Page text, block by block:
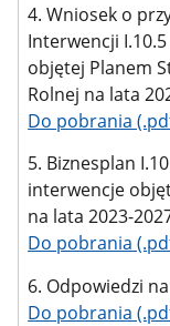
4. Wniosek o
Interwencji
objętej Planem
Rolnej na lata
Do pobrania
5. Biznesplan
interwencje
na lata 2023-
Do pobrania
6. Odpowiedzi
Do pobrania